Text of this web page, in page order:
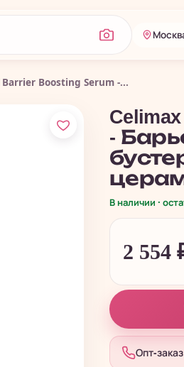
Boosting Serum -...
-
В наличии ·
2 554
Опт-